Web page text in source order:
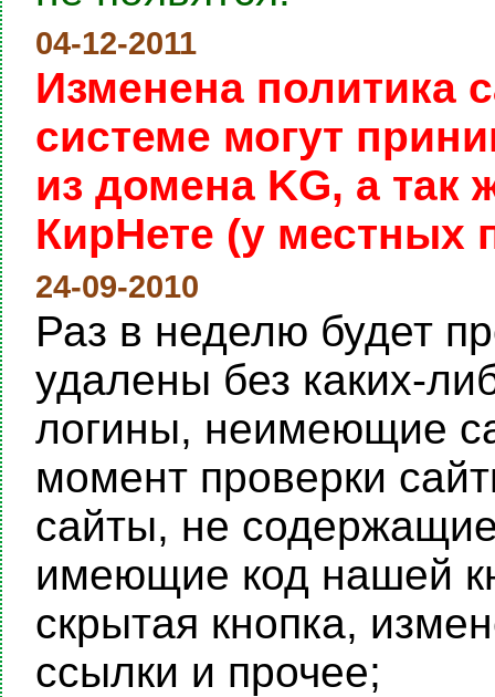
04-12-2011
Изменена политика
системе могут
из домена KG, а
КирНете (у местных
24-09-2010
Раз в неделю будет
удалены без каких-
логины, неимеющие
момент проверки
сайты, не
имеющие код нашей
скрытая кнопка,
ссылки и прочее;